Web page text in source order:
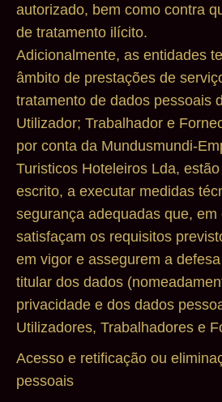
autorizado, bem como contra
de tratamento ilícito.
Adicionalmente, as entidades
âmbito de prestações de
tratamento de dados pessoais
Utilizador; Trabalhador e
por conta da Mundusmundi-
Turisticos Hoteleiros Lda,
escrito, a executar medidas
segurança adequadas que, em
satisfaçam os requisitos
em vigor e assegurem a
titular dos dados
privacidade e dos dados
Utilizadores, Trabalhadores e
Acesso e retificação ou
pessoais